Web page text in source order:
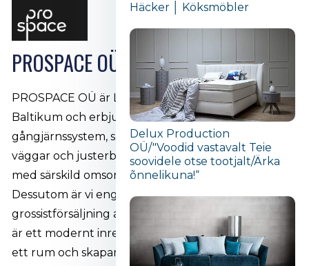
PROSPACE OÜ
PROSPACE OÜ är Leons officiella representant i
Baltikum och erbjuder högkvalitativa dolda
gångjärnssystem, skjutbara lösningar för infällda
väggar och justerbara dörrkarmar - allt utformat
med särskild omsorg om detaljerna.
Dessutom är vi engagerade i detaljhandel och
grossistförsäljning av skuggprofiler. Skuggprofiler
är ett modernt inredningselement som ger djup åt
ett rum och skapar en ren, minimalistisk visuell
Häcker │ Köksmöbler
Delux Production
OÜ/"Voodid vastavalt Teie
soovidele otse tootjalt/Ärka
õnnelikuna!“